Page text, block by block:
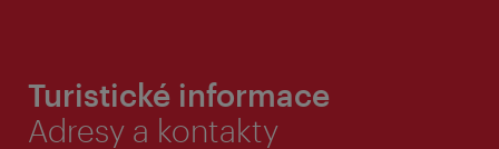
Turistické informace
Adresy a kontakty